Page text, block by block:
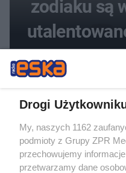
zodiaku są
twój znak
Drogi
My, naszych 1162
podmioty z Grupy ZPR
przechowujemy
przetwarzamy dane